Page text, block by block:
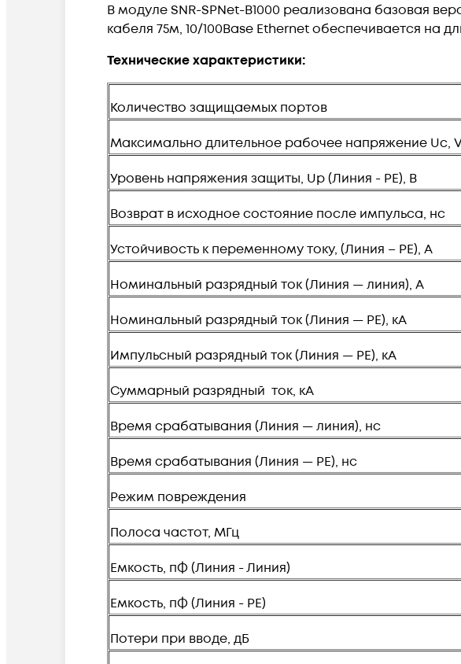
В модуле SNR-SPNet-B1000 реализована базовая
кабеля 75м, 10/100Base Ethernet обеспечивается на
Технические характеристики:
Количество защищаемых портов
Максимально длительное рабочее напряжение Uc,
Уровень напряжения защиты, Up (Линия - PE), В
Возврат в исходное состояние после импульса, нс
Устойчивость к переменному току, (Линия – PE), А
Номинальный разрядный ток (Линия — линия), А
Номинальный разрядный ток (Линия — PE), кА
Импульсный разрядный ток (Линия — PE), кА
Суммарный разрядный ток, кА
Время срабатывания (Линия — линия), нс
Время срабатывания (Линия — PE), нс
Режим повреждения
Полоса частот, МГц
Емкость, пФ (Линия - Линия)
Емкость, пФ (Линия - PE)
Потери при вводе, дБ